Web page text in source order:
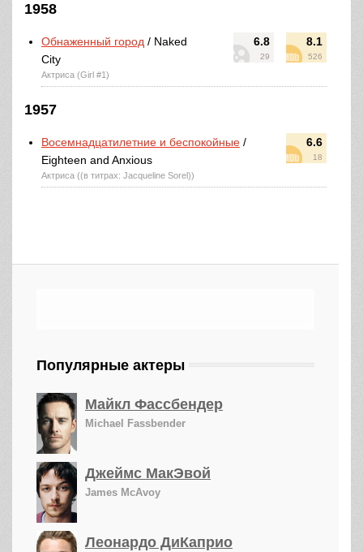
1958
6.8
29
8.1
526
Обнаженный город / Naked
City
Актриса (Girl #1)
1957
6.6
18
Восемнадцатилетние и беспокойные /
Eighteen and Anxious
Актриса ((в титрах: Jacqueline Sorel))
Популярные актеры
Майкл Фассбендер
Michael Fassbender
Джеймс МакЭвой
James McAvoy
Леонардо ДиКаприо